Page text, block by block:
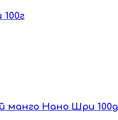
манго Нано Шри 100g